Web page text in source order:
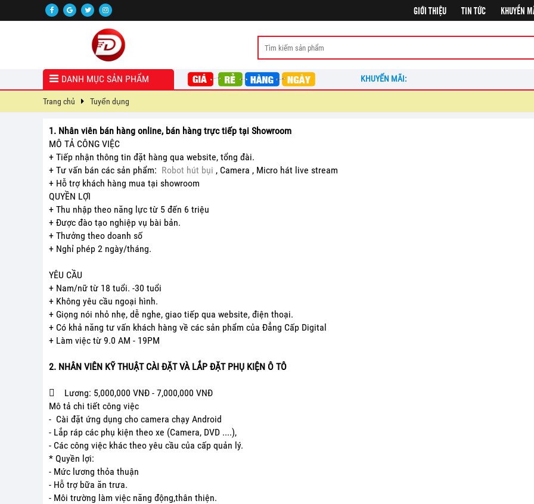
GIỚI THIỆU TIN TỨC KHUYẾN
DANH MỤC SẢN PHẨM KHUYẾN MÃI:
Trang chủ Tuyển dụng
1. Nhân viên bán hàng online, bán hàng trực tiếp tại Showroom
MÔ TẢ CÔNG VIỆC
+ Tiếp nhận thông tin đặt hàng qua website, tổng đài.
+ Tư vấn bán các sản phẩm: Robot hút bụi , Camera , Micro hát live stream
+ Hỗ trợ khách hàng mua tại showroom
QUYỀN LỢI
+ Thu nhập theo năng lực từ 5 đến 6 triệu
+ Được đào tạo nghiệp vụ bài bản.
+ Thưởng theo doanh số
+ Nghỉ phép 2 ngày/tháng.
YÊU CẦU
+ Nam/nữ từ 18 tuổi. -30 tuổi
+ Không yêu cầu ngoại hình.
+ Giọng nói nhỏ nhẹ, dễ nghe, giao tiếp qua website, điện thoại.
+ Có khả năng tư vấn khách hàng về các sản phẩm của Đẳng Cấp Digital
+ Làm việc từ 9.0 AM - 19PM
2. NHÂN VIÊN KỸ THUẬT CÀI ĐẶT VÀ LẮP ĐẶT PHỤ KIỆN Ô TÔ
 Lương: 5,000,000 VNĐ - 7,000,000 VNĐ
Mô tả chi tiết công việc
- Cài đặt ứng dụng cho camera chạy Android
- Lắp ráp các phụ kiện theo xe (Camera, DVD ....),
- Các công việc khác theo yêu cầu của cấp quản lý.
* Quyền lợi:
- Mức lương thỏa thuận
- Hỗ trợ bữa ăn trưa.
- Môi trường làm việc năng động,thân thiện.